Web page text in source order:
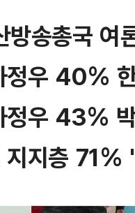
송총국 여
정우 40%
정우 43%
지지층 71%